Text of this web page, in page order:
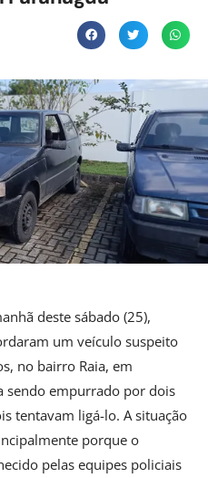
deste sábado (25),
um veículo suspeito
no bairro Raia, em
sendo empurrado por dois
tentavam ligá-lo. A situação
porque o
pelas equipes policiais